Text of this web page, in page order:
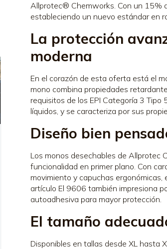
Allprotec® Chemworks. Con un 15%
estableciendo un nuevo estándar en
La protección
moderna
En el corazón de esta oferta está el
mono combina propiedades
requisitos de los EPI Categoría 3
líquidos, y se caracteriza por sus
Diseño bien
Los monos desechables de Allprotec
funcionalidad en primer plano. Con
movimiento y capuchas
artículo El 9606 también impresiona
autoadhesiva para mayor protección.
El tamaño
Disponibles en tallas desde XL hasta